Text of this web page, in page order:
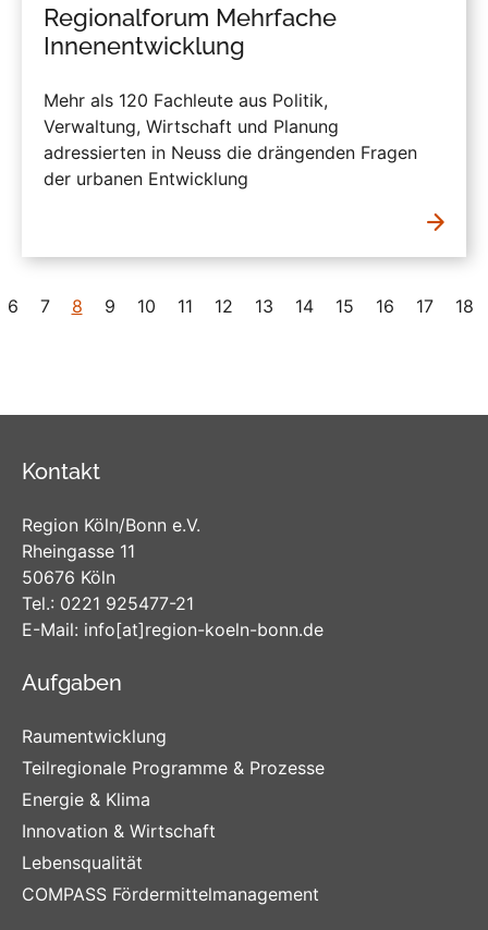
Regionalforum Mehrfache
Innenentwicklung
Mehr als 120 Fachleute aus Politik,
Verwaltung, Wirtschaft und Planung
adressierten in Neuss die drängenden Fragen
der urbanen Entwicklung
6 7 8 9 10 11 12 13 14 15 16 17 18
Kontakt
Region Köln/Bonn e.V.
Rheingasse 11
50676 Köln
Tel.: 0221 925477-21
E-Mail: info[at]region-koeln-bonn.de
Aufgaben
Raumentwicklung
Teilregionale Programme & Prozesse
Energie & Klima
Innovation & Wirtschaft
Lebensqualität
COMPASS Fördermittelmanagement